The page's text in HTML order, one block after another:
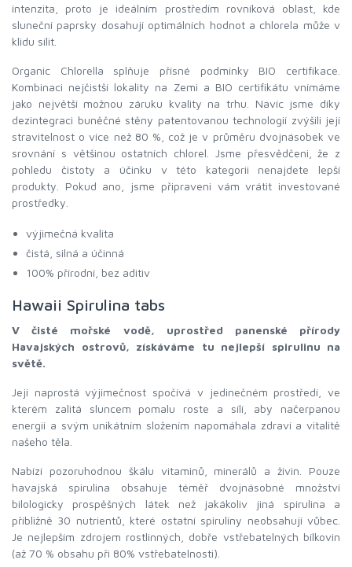
intenzita, proto je ideálním prostředím rovníková oblast, kde
sluneční paprsky dosahují optimálních hodnot a chlorela může v
klidu sílit.
Organic Chlorella splňuje přísné podmínky BIO certifikace.
Kombinaci nejčistší lokality na Zemi a BIO certifikátu vnímáme
jako největší možnou záruku kvality na trhu. Navíc jsme díky
dezintegraci buněčné stěny patentovanou technologií zvýšili její
stravitelnost o více než 80 %, což je v průměru dvojnásobek ve
srovnání s většinou ostatních chlorel. Jsme přesvědčeni, že z
pohledu čistoty a účinku v této kategorii nenajdete lepší
produkty. Pokud ano, jsme připraveni vám vrátit investované
prostředky.
výjimečná kvalita
čistá, silná a účinná
100% přírodní, bez aditiv
Hawaii Spirulina tabs
V čisté mořské vodě, uprostřed panenské přírody
Havajských ostrovů, získáváme tu nejlepší spirulinu na
světě.
Její naprostá výjimečnost spočívá v jedinečném prostředí, ve
kterém zalitá sluncem pomalu roste a sílí, aby načerpanou
energií a svým unikátním složením napomáhala zdraví a vitalitě
našeho těla.
Nabízí pozoruhodnou škálu vitaminů, minerálů a živin. Pouze
havajská spirulina obsahuje téměř dvojnásobné množství
bilologicky prospěšných látek než jakákoliv jiná spirulina a
přibližně 30 nutrientů, které ostatní spiruliny neobsahují vůbec.
Je nejlepším zdrojem rostlinných, dobře vstřebatelných bílkovin
(až 70 % obsahu při 80% vstřebatelnosti).